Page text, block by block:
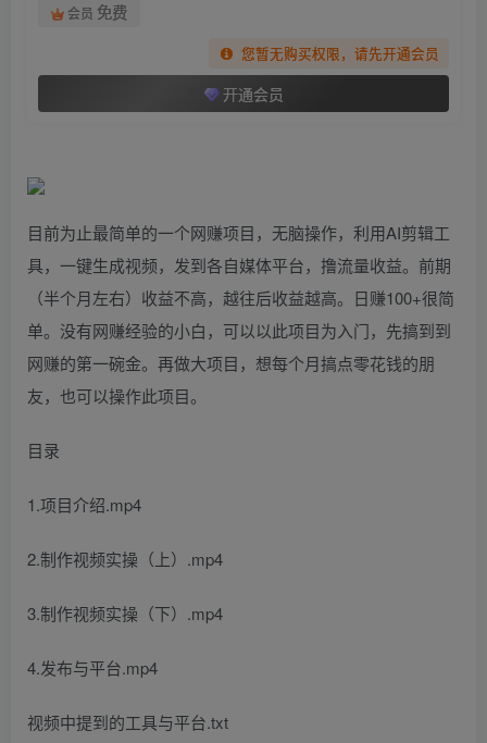
会员 免费
您暂无购买权限，请先开通会员
开通会员
目前为止最简单的一个网赚项目，无脑操作，利用AI剪辑工
具，一键生成视频，发到各自媒体平台，撸流量收益。前期
（半个月左右）收益不高，越往后收益越高。日赚100+很简
单。没有网赚经验的小白，可以以此项目为入门，先搞到到
网赚的第一碗金。再做大项目，想每个月搞点零花钱的朋
友，也可以操作此项目。
目录
1.项目介绍.mp4
2.制作视频实操（上）.mp4
3.制作视频实操（下）.mp4
4.发布与平台.mp4
视频中提到的工具与平台.txt